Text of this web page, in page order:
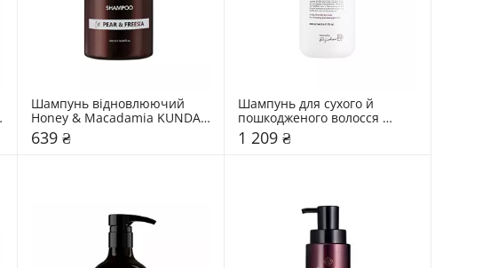
Шампунь відновлюючий
Honey & Macadamia KUNDAL
"Pear & Freesia"
639 ₴
Шампунь для сухого й
пошкодженого волосся
Dr.FORHAIR Folligen Silk
1 209 ₴